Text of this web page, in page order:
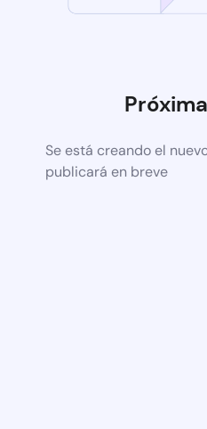
Se está creando el
publicará en breve